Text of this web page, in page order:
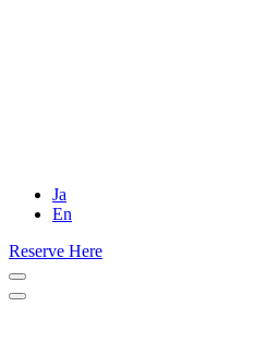
Ja
En
Reserve Here